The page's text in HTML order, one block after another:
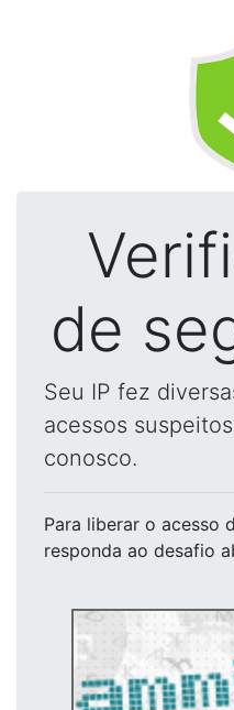
de
Seu IP fez
acessos
conosco.
Para liberar o acesso
responda ao desafio